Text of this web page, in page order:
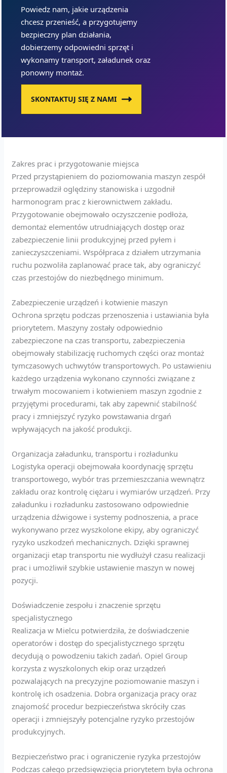
Powiedz nam, jakie urządzenia
chcesz przenieść, a przygotujemy
bezpieczny plan działania,
dobierzemy odpowiedni sprzęt i
wykonamy transport, załadunek oraz
ponowny montaż.
SKONTAKTUJ SIĘ Z NAMI
Zakres prac i przygotowanie miejsca
Przed przystąpieniem do poziomowania maszyn zespół
przeprowadził oględziny stanowiska i uzgodnił
harmonogram prac z kierownictwem zakładu.
Przygotowanie obejmowało oczyszczenie podłoża,
demontaż elementów utrudniających dostęp oraz
zabezpieczenie linii produkcyjnej przed pyłem i
zanieczyszczeniami. Współpraca z działem utrzymania
ruchu pozwoliła zaplanować prace tak, aby ograniczyć
czas przestojów do niezbędnego minimum.
Zabezpieczenie urządzeń i kotwienie maszyn
Ochrona sprzętu podczas przenoszenia i ustawiania była
priorytetem. Maszyny zostały odpowiednio
zabezpieczone na czas transportu, zabezpieczenia
obejmowały stabilizację ruchomych części oraz montaż
tymczasowych uchwytów transportowych. Po ustawieniu
każdego urządzenia wykonano czynności związane z
trwałym mocowaniem i kotwieniem maszyn zgodnie z
przyjętymi procedurami, tak aby zapewnić stabilność
pracy i zmniejszyć ryzyko powstawania drgań
wpływających na jakość produkcji.
Organizacja załadunku, transportu i rozładunku
Logistyka operacji obejmowała koordynację sprzętu
transportowego, wybór tras przemieszczania wewnątrz
zakładu oraz kontrolę ciężaru i wymiarów urządzeń. Przy
załadunku i rozładunku zastosowano odpowiednie
urządzenia dźwigowe i systemy podnoszenia, a prace
wykonywano przez wyszkolone ekipy, aby ograniczyć
ryzyko uszkodzeń mechanicznych. Dzięki sprawnej
organizacji etap transportu nie wydłużył czasu realizacji
prac i umożliwił szybkie ustawienie maszyn w nowej
pozycji.
Doświadczenie zespołu i znaczenie sprzętu
specjalistycznego
Realizacja w Mielcu potwierdziła, że doświadczenie
operatorów i dostęp do specjalistycznego sprzętu
decydują o powodzeniu takich zadań. Opiel Group
korzysta z wyszkolonych ekip oraz urządzeń
pozwalających na precyzyjne poziomowanie maszyn i
kontrolę ich osadzenia. Dobra organizacja pracy oraz
znajomość procedur bezpieczeństwa skróciły czas
operacji i zmniejszyły potencjalne ryzyko przestojów
produkcyjnych.
Bezpieczeństwo prac i ograniczenie ryzyka przestojów
Podczas całego przedsięwzięcia priorytetem była ochrona